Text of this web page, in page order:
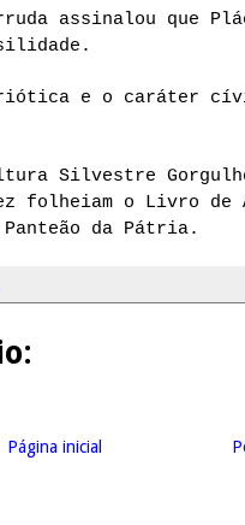
assinalou que
e o caráter
Silvestre
folheiam o Livro de
da Pátria.
Página inicial